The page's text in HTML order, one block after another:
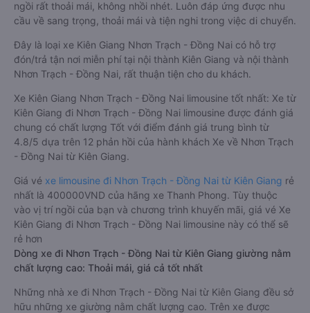
ngồi rất thoải mái, không nhồi nhét. Luôn đáp ứng được nhu
cầu về sang trọng, thoải mái và tiện nghi trong việc di chuyển.
Đây là loại xe Kiên Giang Nhơn Trạch - Đồng Nai có hỗ trợ
đón/trả tận nơi miễn phí tại nội thành Kiên Giang và nội thành
Nhơn Trạch - Đồng Nai, rất thuận tiện cho du khách.
Xe Kiên Giang Nhơn Trạch - Đồng Nai limousine tốt nhất: Xe từ
Kiên Giang đi Nhơn Trạch - Đồng Nai limousine được đánh giá
chung có chất lượng Tốt với điểm đánh giá trung bình từ
4.8/5 dựa trên 12 phản hồi của hành khách Xe về Nhơn Trạch
- Đồng Nai từ Kiên Giang.
Giá vé xe limousine đi Nhơn Trạch - Đồng Nai từ Kiên Giang rẻ
nhất là 400000VND của hãng xe Thanh Phong. Tùy thuộc
vào vị trí ngồi của bạn và chương trình khuyến mãi, giá vé Xe
Kiên Giang đi Nhơn Trạch - Đồng Nai limousine này có thể sẽ
rẻ hơn
Dòng xe đi Nhơn Trạch - Đồng Nai từ Kiên Giang giường nằm
chất lượng cao: Thoải mái, giá cả tốt nhất
Những nhà xe đi Nhơn Trạch - Đồng Nai từ Kiên Giang đều sở
hữu những xe giường nằm chất lượng cao. Trên xe được